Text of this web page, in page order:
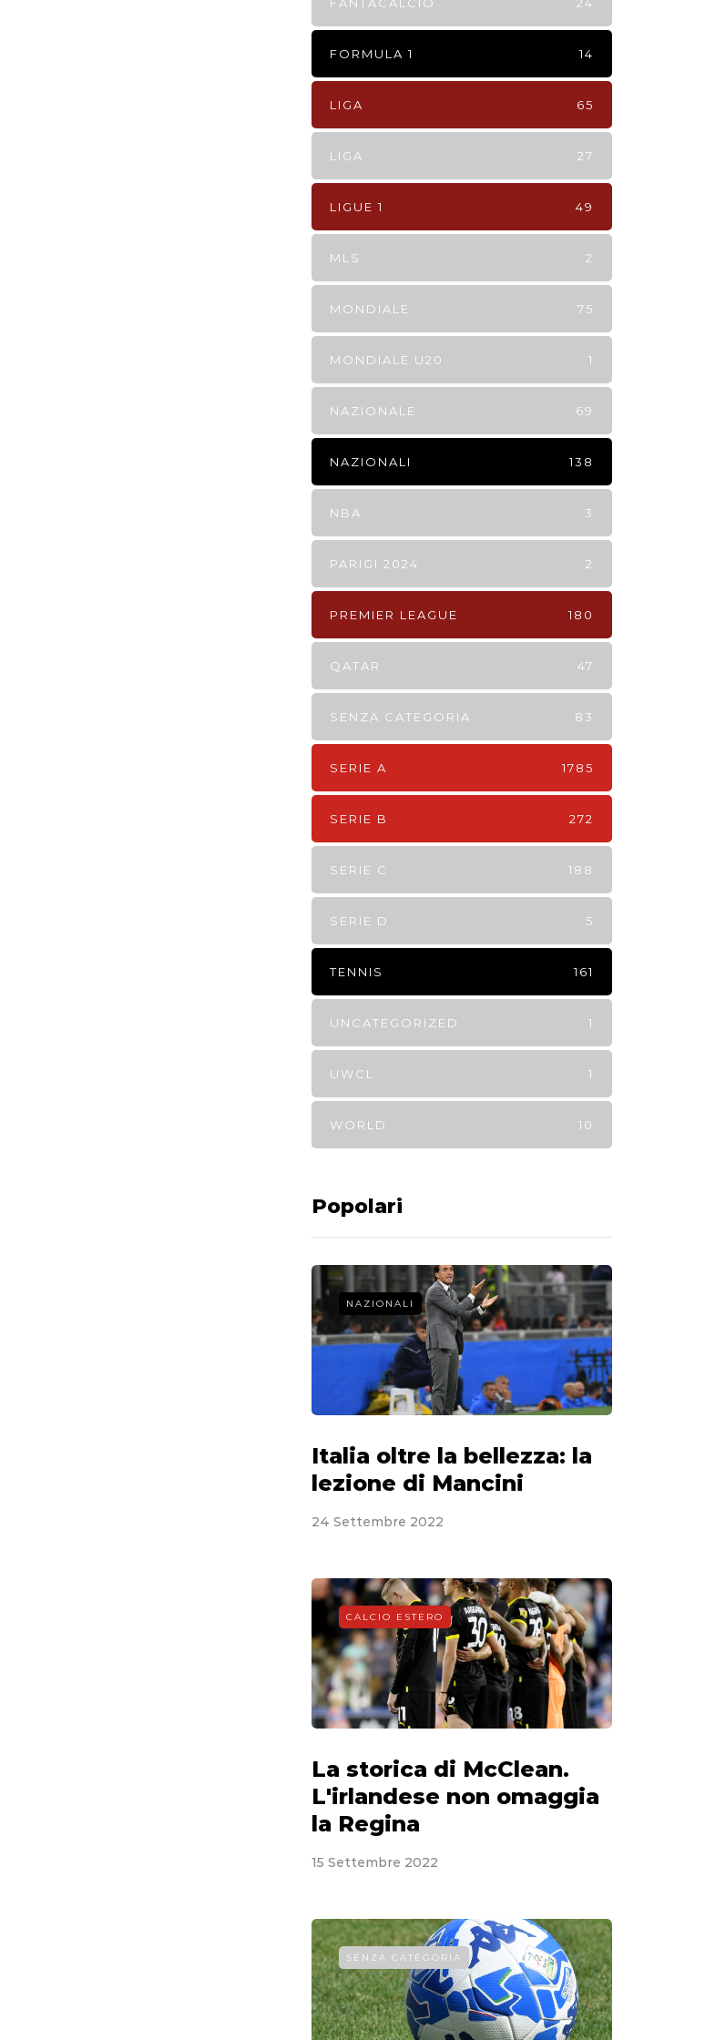
FORMULA 1 14
LIGA 65
LIGA 27
LIGUE 1 49
MLS 2
MONDIALE 75
MONDIALE U20 1
NAZIONALE 69
NAZIONALI 138
NBA 3
PARIGI 2024 2
PREMIER LEAGUE 180
QATAR 47
SENZA CATEGORIA 83
SERIE A 1785
SERIE B 272
SERIE C 188
SERIE D 5
TENNIS 161
UNCATEGORIZED 1
UWCL 1
WORLD 10
Popolari
NAZIONALI
Italia oltre la bellezza: la
lezione di Mancini
24 Settembre 2022
CALCIO ESTERO
La storica di McClean.
L'irlandese non omaggia
la Regina
15 Settembre 2022
SENZA CATEGORIA